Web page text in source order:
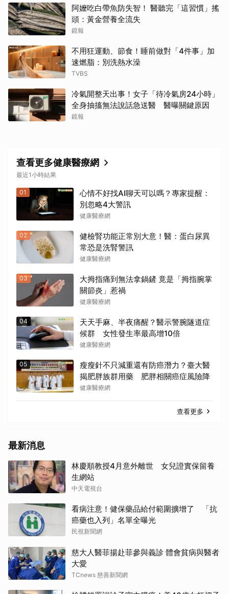
阿嬤吃白帶魚防失智！ 醫聽完「這習慣」搖
頭：黃金營養全流失
鏡報
不用狂運動、節食！睡前做對「4件事」加
速燃脂：別洗熱水澡
TVBS
冷氣開整天出事！女子「待冷氣房24小時」
全身抽搐無法說話急送醫 醫曝關鍵原因
鏡報
查看更多健康醫療網
最近1小時結果
01
心情不好找AI聊天可以嗎？專家提醒：
別忽略4大警訊
健康醫療網
02
健檢腎功能正常別大意！醫：蛋白尿異
常恐是洗腎警訊
健康醫療網
03
大拇指痛到無法拿鍋鏟 竟是「拇指腕掌
關節炎」惹禍
健康醫療網
04
天天手麻、半夜痛醒？醫示警腕隧道症
候群 女性發生率最高增10倍
健康醫療網
05
瘦瘦針不只減重還有防癌潛力？臺大醫
揭肥胖族群用藥 肥胖相關癌症風險降
健康醫療網
查看更多
最新消息
林慶順教授4月意外離世 女兒證實保留養
生網站
中天電視台
看病注意！健保藥品給付範圍擴增了 「抗
癌藥也入列」名單全曝光
民視新聞網
慈大人醫菲揚赴菲參與義診 體會貧病與醫者
大愛
TCnews 慈善新聞網